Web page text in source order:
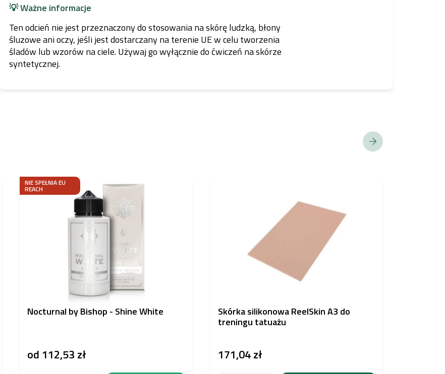
💡 Ważne informacje
Ten odcień nie jest przeznaczony do stosowania na skórę ludzką, błony
śluzowe ani oczy, jeśli jest dostarczany na terenie UE w celu tworzenia
śladów lub wzorów na ciele. Używaj go wyłącznie do ćwiczeń na skórze
syntetycznej.
NIE SPEŁNIA EU
REACH
Nocturnal by Bishop - Shine White
od 112,53 zł
Skórka silikonowa ReelSkin A3 do
treningu tatuażu
171,04 zł